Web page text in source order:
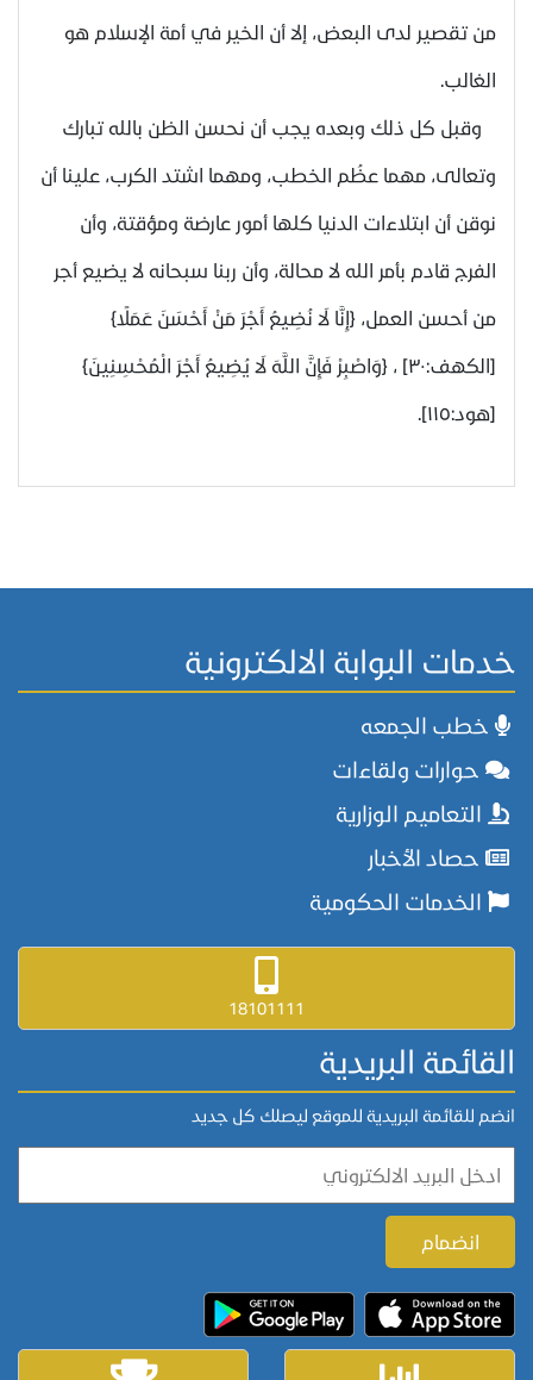
من تقصير لدى البعض، إلا أن الخير في أمة الإسلام هو
الغالب.
وقبل كل ذلك وبعده يجب أن نحسن الظن بالله تبارك
وتعالى، مهما عظُم الخطب، ومهما اشتد الكرب، علينا أن
نوقن أن ابتلاءات الدنيا كلها أمور عارضة ومؤقتة، وأن
الفرج قادم بأمر الله لا محالة، وأن ربنا سبحانه لا يضيع أجر
من أحسن العمل، {إِنَّا لَا نُضِيعُ أَجْرَ مَنْ أَحْسَنَ عَمَلًا}
[الكهف:٣٠] ، {وَاصْبِرْ فَإِنَّ اللَّهَ لَا يُضِيعُ أَجْرَ الْمُحْسِنِينَ}
[هود:١١٥].
خدمات البوابة الالكترونية
خطب الجمعه
حوارات ولقاءات
التعاميم الوزارية
حصاد الأخبار
الخدمات الحكومية
18101111
القائمة البريدية
انضم للقائمة البريدية للموقع ليصلك كل جديد